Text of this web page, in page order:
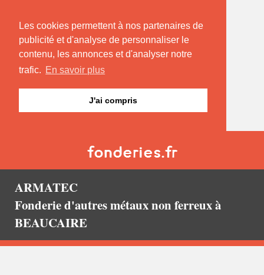
Les cookies permettent à nos partenaires de
publicité et d'analyse de personnaliser le
contenu, les annonces et d'analyser notre
trafic. En savoir plus
J'ai compris
ARMATEC
Fonderie d'autres métaux non ferreux à
BEAUCAIRE